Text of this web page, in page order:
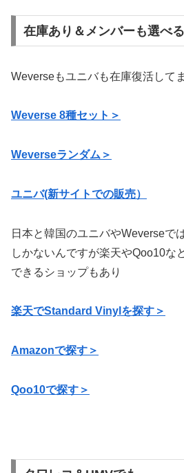
在庫あり＆メンバーも選べ
Weverseもユニバも在庫復活して
Weverse 8種セット＞
Weverseランダム＞
ユニバ(新サイトでの販売）
日本と韓国のユニバやWeverseで
しかないんですが楽天やQoo10な
できるショップもあり
楽天でStandard Vinylを探す＞
Amazonで探す＞
Qoo10で探す＞